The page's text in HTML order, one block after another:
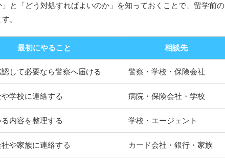
と「どう対処すればよいのか」を知っておくことで、留学前の
。
最初にやること 相談先
して必要なら警察へ届ける 警察・学校・保険会社
学校に連絡する 病院・保険会社・学校
内容を整理する 学校・エージェント
や家族に連絡する カード会社・銀行・家族